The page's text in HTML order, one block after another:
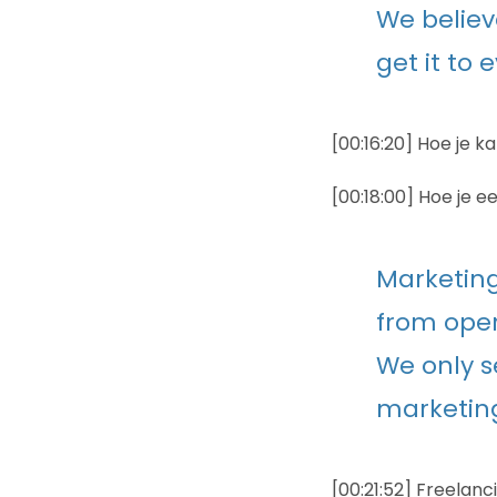
We
get it to
[00:16:20] Hoe je
[00:18:00] Hoe je
from
We only
[00:21:52]